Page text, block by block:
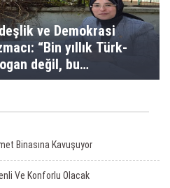
ve Demokrasi
Türk-
değil, bu
Binasına Kavuşuyor
Ve Konforlu Olacak